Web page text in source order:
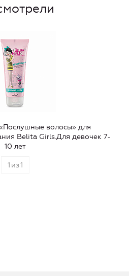
волосы» для
Belita Girls.Для девочек 7-
10 лет
1 из1